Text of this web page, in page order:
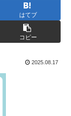
はてブ
コピー
2025.08.17